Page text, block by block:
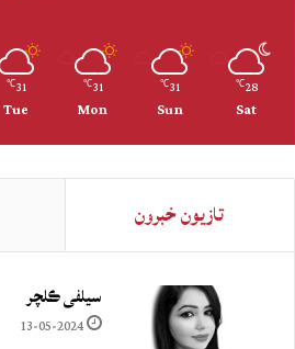
28
℃
Sat
31
℃
Sun
31
℃
Mon
31
℃
Tue
تازيون خبرون
سيلفي ڪلچر
13-05-2024